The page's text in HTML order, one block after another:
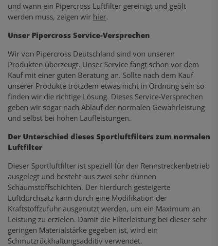
und wann ein Pipercross Luftfilter gereinigt und geölt
werden muss, zeigen wir hier.
Unser Pipercross Service-Versprechen
Wir von Pipercross Deutschland sind von unseren
Produkten überzeugt. Unser Service fängt schon vor dem
Kauf mit einer guten Beratung an. Sollte nach dem Kauf
unserer Produkte trotzdem etwas nicht in Ordnung sein so
finden wir die richtige Lösung. Dieses Service-Versprechen
geben wir sogar nach Ablauf der normalen Gewährleistung
und selbst bei hohen Laufleistungen.
Der Unterschied dieses Sportluftfilters zum normalen
Luftfilter
Dieser Sportluftfilter ist speziell für den Rennstreckenbetrieb
ausgelegt und besteht aus zwei sehr dünnen
Schaumstoffschichten. Der hierdurch gesteigerte
Luftdurchsatz kann durch eine Modifikation der
Kraftstoffzufuhr ausgenutzt werden, um ein Maximum an
Leistung zu erzielen. Damit die Filterleistung bei dieser sehr
geringen Materialstärke gegeben ist, wird ein
Schmutzrückhaltungsadditiv verwendet.